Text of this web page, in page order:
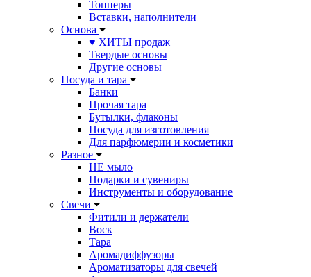
Топперы
Вставки, наполнители
Основа
♥ ХИТЫ продаж
Твердые основы
Другие основы
Посуда и тара
Банки
Прочая тара
Бутылки, флаконы
Посуда для изготовления
Для парфюмерии и косметики
Разное
НЕ мыло
Подарки и сувениры
Инструменты и оборудование
Свечи
Фитили и держатели
Воск
Тара
Аромадиффузоры
Ароматизаторы для свечей